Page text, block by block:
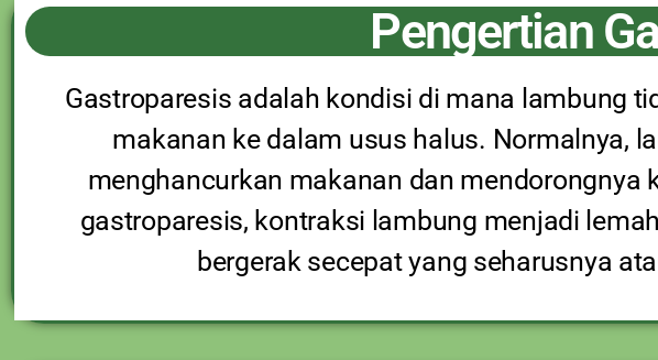
Pengertian
Gastroparesis adalah kondisi di mana lambung
makanan ke dalam usus halus. Normalnya,
menghancurkan makanan dan mendorongnya
gastroparesis, kontraksi lambung menjadi
bergerak secepat yang seharusnya